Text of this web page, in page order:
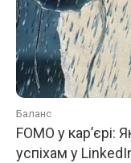
Баланс
FOMO у
успіхам у